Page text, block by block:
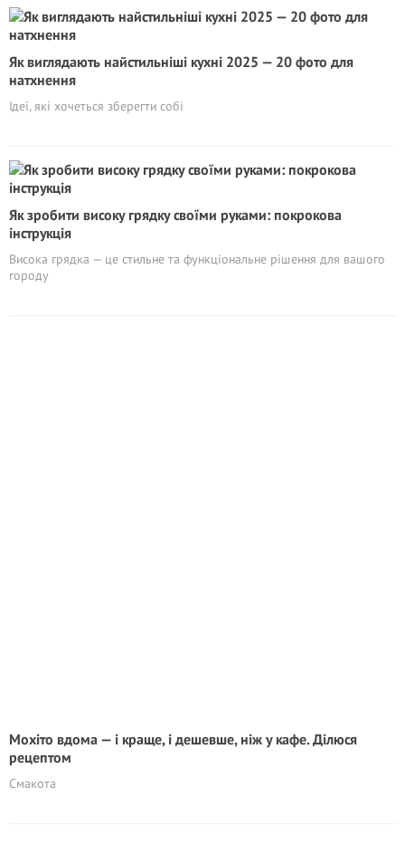
Як виглядають найстильніші кухні 2025 — 20 фото для
натхнення
Ідеї, які хочеться зберегти собі
Як зробити високу грядку своїми руками: покрокова
інструкція
Висока грядка — це стильне та функціональне рішення для вашого
городу
Мохіто вдома — і краще, і дешевше, ніж у кафе. Ділюся
рецептом
Смакота